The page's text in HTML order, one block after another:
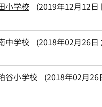
小学校
(2019年12月12日
中学校
(2018年02月26日
谷小学校
(2018年02月26